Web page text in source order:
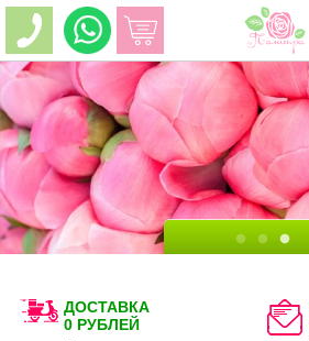
ДОСТАВКА
0 РУБЛЕЙ